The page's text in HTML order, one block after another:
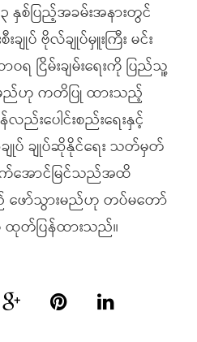
နှစ်ပြည့်အခမ်းအနားတွင်
ျုပ် ဗိုလ်ချုပ်မှူးကြီး မင်း
ငြိမ်းချမ်းရေးကို ပြည်သူ့
ည်ဟု ကတိပြု ထားသည့်
ည်းပေါင်းစည်းရေးနှင့်
ပ် ချုပ်ဆိုနိုင်ရေး သတ်မှတ်
ာက်အောင်မြင်သည်အထိ
ာ်သွားမည်ဟု တပ်မတော်
ထုတ်ပြန်ထားသည်။